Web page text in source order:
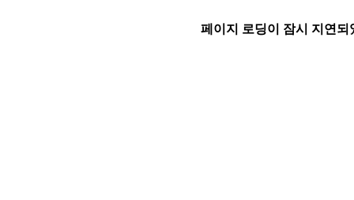
페이지 로딩이 잠시 지연